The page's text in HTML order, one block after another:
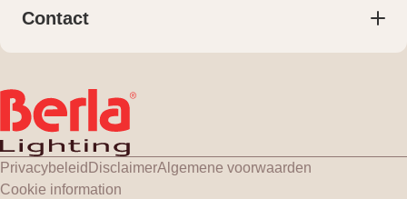
Meest gestelde vragen
Klantenportaal
Contact
Hercules 8, Gilze
Routebeschrijving
Privacybeleid DisclaimerAlgemene voorwaarden
Cookie information